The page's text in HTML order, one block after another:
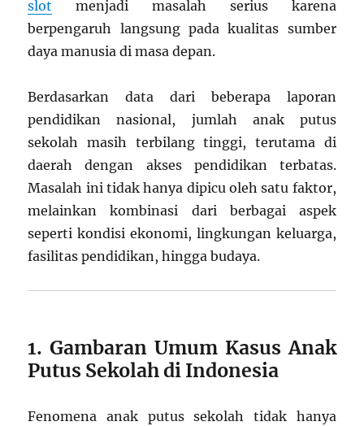
slot menjadi masalah serius karena
berpengaruh langsung pada kualitas sumber
daya manusia di masa depan.
Berdasarkan data dari beberapa laporan
pendidikan nasional, jumlah anak putus
sekolah masih terbilang tinggi, terutama di
daerah dengan akses pendidikan terbatas.
Masalah ini tidak hanya dipicu oleh satu faktor,
melainkan kombinasi dari berbagai aspek
seperti kondisi ekonomi, lingkungan keluarga,
fasilitas pendidikan, hingga budaya.
1. Gambaran Umum Kasus Anak
Putus Sekolah di Indonesia
Fenomena anak putus sekolah tidak hanya